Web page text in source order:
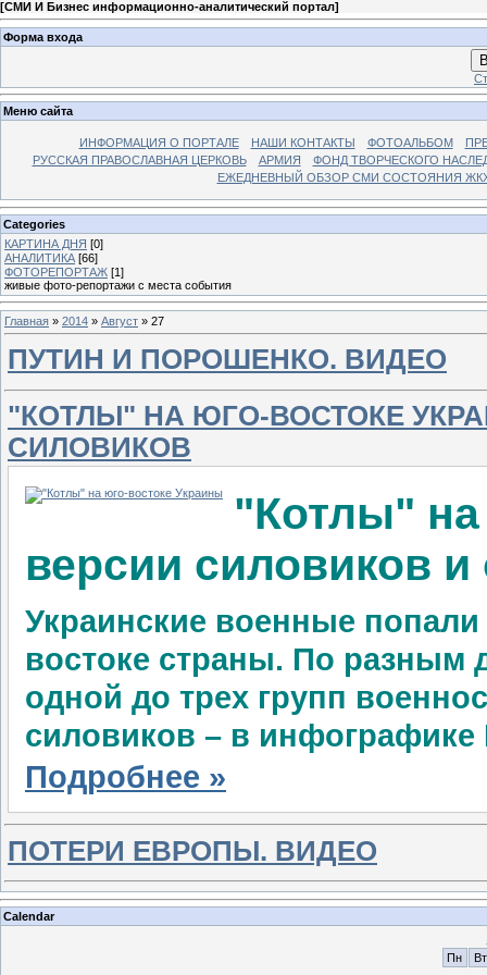
[СМИ И Бизнес информационно-аналитический портал]
Форма входа
Меню сайта
ИНФОРМАЦИЯ О ПОРТАЛЕ НАШИ КОНТАКТЫ ФОТОАЛЬБОМ
РУССКАЯ ПРАВОСЛАВНАЯ ЦЕРКОВЬ
АРМИЯ
ФОНД ТВОРЧЕСКОГО
ЕЖЕДНЕВНЫЙ ОБЗОР СМИ СОСТОЯНИЯ
Categories
КАРТИНА ДНЯ [0]
АНАЛИТИКА [66]
ФОТОРЕПОРТАЖ [1]
живые фото-репортажи с места события
Главная » 2014 » Август » 27
ПУТИН И ПОРОШЕНКО. ВИДЕО
"КОТЛЫ" НА ЮГО-ВОСТОКЕ
СИЛОВИКОВ
"Котлы" на
версии силовиков
Украинские военные
востоке страны. По разным
одной до трех групп
силовиков – в инфографике
Подробнее »
ПОТЕРИ ЕВРОПЫ. ВИДЕО
Calendar
Пн
Вт